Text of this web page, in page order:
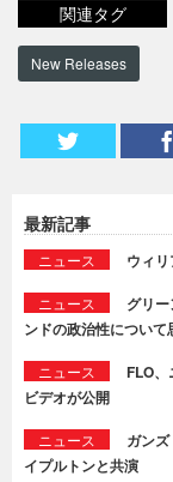
関連タグ
New Releases
最新記事
ニュース ウィ
ニュース
グリ
ンドの政治性について
ニュース
FLO、
ビデオが公開
ニュース
ガン
イプルトンと共演